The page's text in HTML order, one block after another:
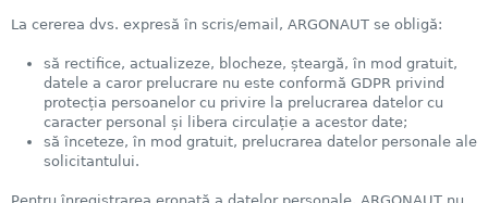
La cererea dvs. expresă în scris/email, ARGONAUT se obligă:
să rectifice, actualizeze, blocheze, șteargă, în mod gratuit,
datele a caror prelucrare nu este conformă GDPR privind
protecția persoanelor cu privire la prelucrarea datelor cu
caracter personal și libera circulație a acestor date;
să înceteze, în mod gratuit, prelucrarea datelor personale ale
solicitantului.